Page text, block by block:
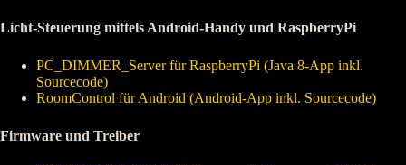
Licht-Steuerung mittels Android-Handy und RaspberryPi
PC_DIMMER_Server für RaspberryPi (Java 8-App inkl.
Sourcecode)
RoomControl für Android (Android-App inkl. Sourcecode)
Firmware und Treiber